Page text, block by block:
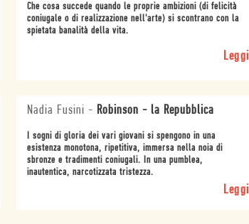
Che cosa succede quando le proprie ambizioni (di felicità
coniugale o di realizzazione nell'arte) si scontrano con la
spietata banalità della vita.
Leggi
Nadia Fusini - Robinson - la Repubblica
I sogni di gloria dei vari giovani si spengono in una
esistenza monotona, ripetitiva, immersa nella noia di
sbronze e tradimenti coniugali. In una pumblea,
inautentica, narcotizzata tristezza.
Leggi